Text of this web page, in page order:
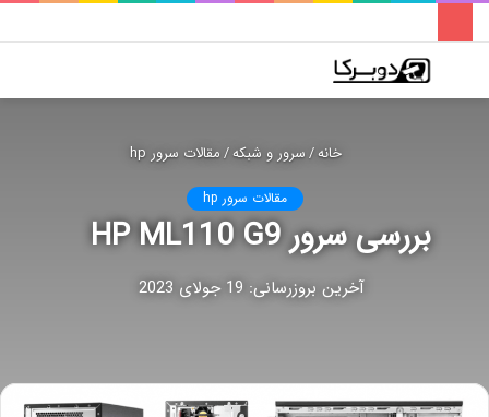
پوسته
فهرست
خانه/سرور و شبکه/مقالات سرور hp
مقالات سرور hp
بررسی سرور HP ML110 G9
آخرین بروزرسانی: 19 جولای 2023